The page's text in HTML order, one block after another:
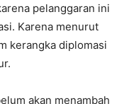
pelanggaran ini
Karena menurut
kerangka diplomasi
akan menambah